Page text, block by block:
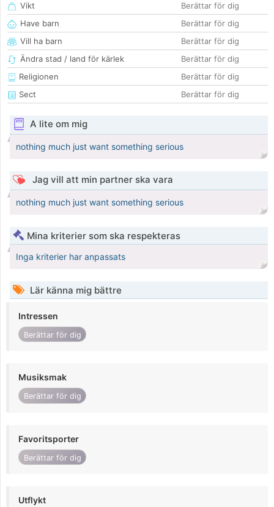
Vikt
Berättar för dig
Have barn
Berättar för dig
Vill ha barn
Berättar för dig
Ändra stad / land för kärlek
Berättar för dig
Religionen
Berättar för dig
Sect
Berättar för dig
A lite om mig
nothing much just want something serious
Jag vill att min partner ska vara
nothing much just want something serious
Mina kriterier som ska respekteras
Inga kriterier har anpassats
Lär känna mig bättre
Intressen
Berättar för dig
Musiksmak
Berättar för dig
Favoritsporter
Berättar för dig
Utflykt